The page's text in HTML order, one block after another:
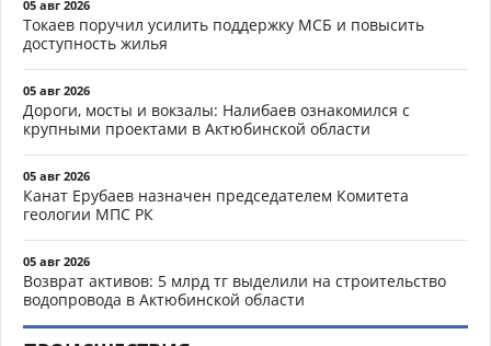
05 авг 2026
Токаев поручил усилить поддержку МСБ и повысить
доступность жилья
05 авг 2026
Дороги, мосты и вокзалы: Налибаев ознакомился с
крупными проектами в Актюбинской области
05 авг 2026
Канат Ерубаев назначен председателем Комитета
геологии МПС РК
05 авг 2026
Возврат активов: 5 млрд тг выделили на строительство
водопровода в Актюбинской области